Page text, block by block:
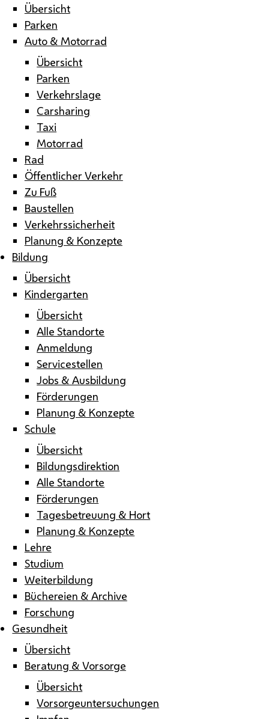
Übersicht
Parken
Auto & Motorrad
Übersicht
Parken
Verkehrslage
Carsharing
Taxi
Motorrad
Rad
Öffentlicher Verkehr
Zu Fuß
Baustellen
Verkehrssicherheit
Planung & Konzepte
Bildung
Übersicht
Kindergarten
Übersicht
Alle Standorte
Anmeldung
Servicestellen
Jobs & Ausbildung
Förderungen
Planung & Konzepte
Schule
Übersicht
Bildungsdirektion
Alle Standorte
Förderungen
Tagesbetreuung & Hort
Planung & Konzepte
Lehre
Studium
Weiterbildung
Büchereien & Archive
Forschung
Gesundheit
Übersicht
Beratung & Vorsorge
Übersicht
Vorsorgeuntersuchungen